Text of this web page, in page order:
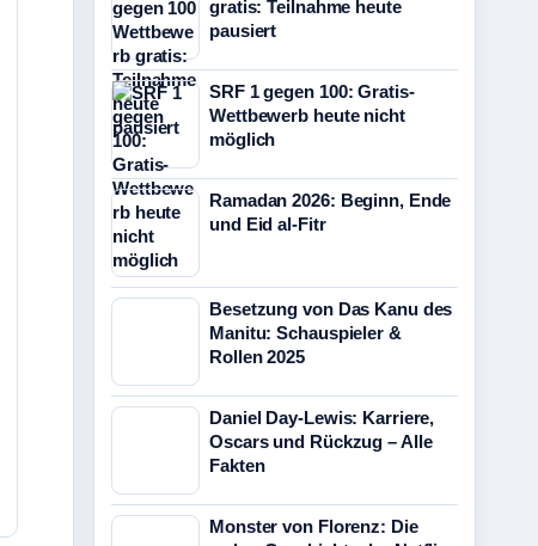
gratis: Teilnahme heute
pausiert
SRF 1 gegen 100: Gratis-
Wettbewerb heute nicht
möglich
Ramadan 2026: Beginn, Ende
und Eid al-Fitr
Besetzung von Das Kanu des
Manitu: Schauspieler &
Rollen 2025
Daniel Day-Lewis: Karriere,
Oscars und Rückzug – Alle
Fakten
Monster von Florenz: Die